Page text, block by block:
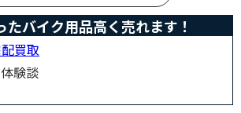
たバイク用品高く売れます！
買取
験談